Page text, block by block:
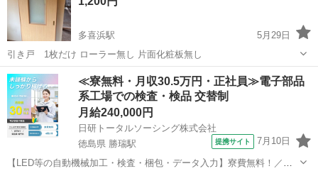
多喜浜駅
5月29日
引き戸 1枚だけ ローラー無し 片面化粧板無し
愛媛 新居浜市 多喜浜駅 ミラー/鏡 ミラー
≪寮無料・月収30.5万円・正社員≫電子部品
系工場での検査・検品 交替制
月給240,000円
日研トータルソーシング株式会社
徳島県 勝瑞駅
提携サイト 7月10日
【LED等の自動機械加工・検査・梱包・データ入力】寮費無料！／年